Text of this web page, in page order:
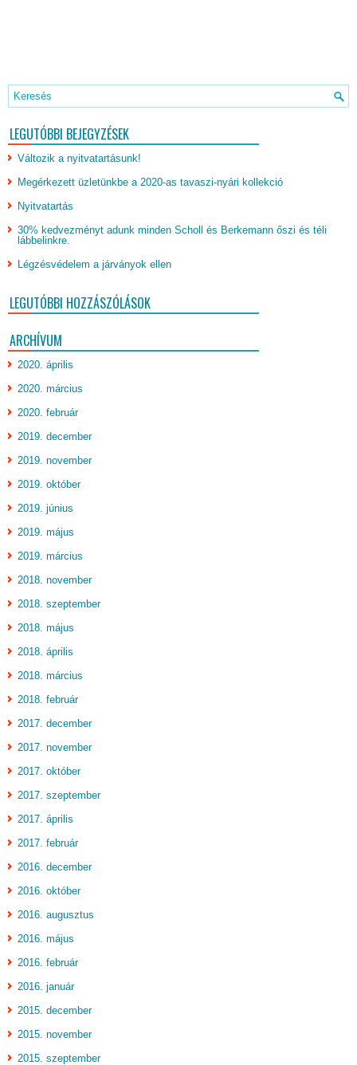
LEGUTÓBBI BEJEGYZÉSEK
Változik a nyitvatartásunk!
Megérkezett üzletünkbe a 2020-as tavaszi-nyári kollekció
Nyitvatartás
30% kedvezményt adunk minden Scholl és Berkemann őszi és téli
lábbelinkre.
Légzésvédelem a járványok ellen
LEGUTÓBBI HOZZÁSZÓLÁSOK
ARCHÍVUM
2020. április
2020. március
2020. február
2019. december
2019. november
2019. október
2019. június
2019. május
2019. március
2018. november
2018. szeptember
2018. május
2018. április
2018. március
2018. február
2017. december
2017. november
2017. október
2017. szeptember
2017. április
2017. február
2016. december
2016. október
2016. augusztus
2016. május
2016. február
2016. január
2015. december
2015. november
2015. szeptember